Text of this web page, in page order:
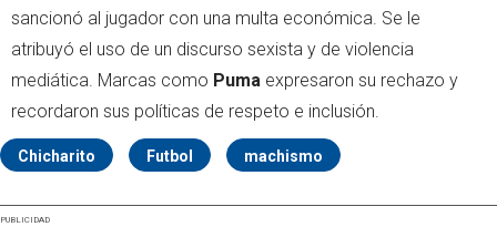
sancionó al jugador con una multa económica. Se le
atribuyó el uso de un discurso sexista y de violencia
mediática. Marcas como Puma expresaron su rechazo y
recordaron sus políticas de respeto e inclusión.
Chicharito Futbol machismo
PUBLICIDAD